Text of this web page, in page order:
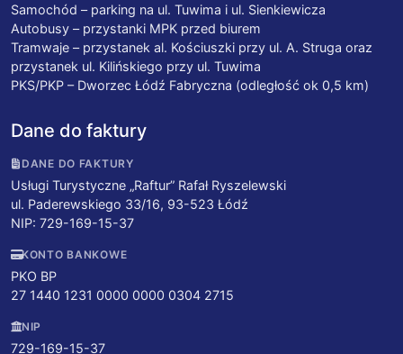
Samochód – parking na ul. Tuwima i ul. Sienkiewicza
Autobusy – przystanki MPK przed biurem
Tramwaje – przystanek al. Kościuszki przy ul. A. Struga oraz
przystanek ul. Kilińskiego przy ul. Tuwima
PKS/PKP – Dworzec Łódź Fabryczna (odległość ok 0,5 km)
Dane do faktury
DANE DO FAKTURY
Usługi Turystyczne „Raftur” Rafał Ryszelewski
ul. Paderewskiego 33/16, 93-523 Łódź
NIP: 729-169-15-37
KONTO BANKOWE
PKO BP
27 1440 1231 0000 0000 0304 2715
NIP
729-169-15-37